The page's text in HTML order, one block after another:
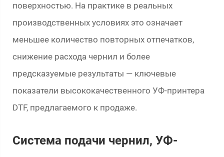
поверхностью. На практике в реальных
производственных условиях это означает
меньшее количество повторных отпечатков,
снижение расхода чернил и более
предсказуемые результаты — ключевые
показатели высококачественного УФ-принтера
DTF, предлагаемого к продаже.
Система подачи чернил, УФ-